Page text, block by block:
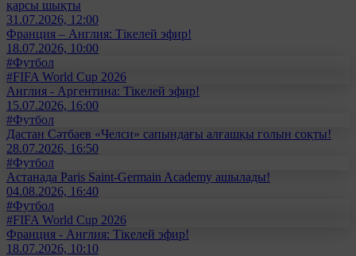
қарсы шықты
31.07.2026, 12:00
Франция – Англия: Тікелей эфир!
18.07.2026, 10:00
#Футбол
#FIFA World Cup 2026
Англия - Аргентина: Тікелей эфир!
15.07.2026, 16:00
#Футбол
Дастан Сәтбаев «Челси» сапындағы алғашқы голын соқты!
28.07.2026, 16:50
#Футбол
Астанада Paris Saint-Germain Academy ашылады!
04.08.2026, 16:40
#Футбол
#FIFA World Cup 2026
Франция - Англия: Тікелей эфир!
18.07.2026, 10:10